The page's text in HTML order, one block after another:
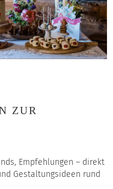
ZUR
Empfehlungen – direkt
Gestaltungsideen rund